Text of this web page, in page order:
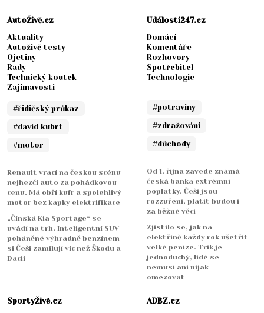
AutoŽivě.cz
Aktuality
Autoživě testy
Ojetiny
Rady
Technický koutek
Zajímavosti
#řidičský průkaz
#david kubrt
#motor
Renault vrací na českou scénu
nejhezčí auto za pohádkovou
cenu. Má obří kufr a spolehlivý
motor bez kapky elektrifikace
„Čínská Kia Sportage“ se
uvádí na trh. Inteligentní SUV
poháněné výhradně benzínem
si Češi zamilují víc než Škodu a
Dacii
Události247.cz
Domácí
Komentáře
Rozhovory
Spotřebitel
Technologie
#potraviny
#zdražování
#důchody
Od 1. října zavede známá
česká banka extrémní
poplatky. Češi jsou
rozzuřeni, platit budou i
za běžné věci
Zjistilo se, jak na
elektřině každý rok ušetřit
velké peníze. Trik je
jednoduchý, lidé se
nemusí ani nijak
omezovat
SportyŽivě.cz
ADBZ.cz